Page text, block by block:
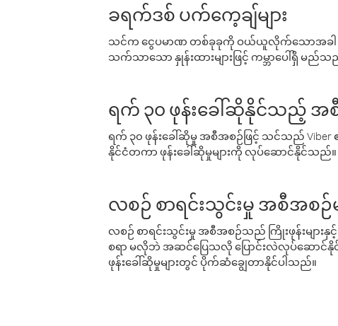
ခရက်ဒစ် ပက်ကေ့ချ်များ
သင်က ငွေပမာဏ တစ်ခုခုကို ဝယ်ယူလိုက်သောအခါ
သက်သာသော နှုန်းထားများဖြင့် ကမ္ဘာပေါ်ရှိ မ
ရက် ၃၀ ဖုန်းခေါ်ဆိုနိုင်သည့် အစီ
ရက် ၃၀ ဖုန်းခေါ်ဆိုမှု အစီအစဉ်ဖြင့် သင်သည်
နိုင်ငံတကာ ဖုန်းခေါ်ဆိုမှုများကို လုပ်ဆောင်နိုင်သည်။
လစဉ် စာရင်းသွင်းမှု အစီအစဉ်မ
လစဉ် စာရင်းသွင်းမှု အစီအစဉ်သည် ကြိုးဖုန်းများ
စရာ မလိုဘဲ အဆင်ပြေသလို ပြောင်းလဲလုပ်ဆောင်
ဖုန်းခေါ်ဆိုမှုများတွင် ပိုက်ဆံချွေတာနိုင်ပါသည်။